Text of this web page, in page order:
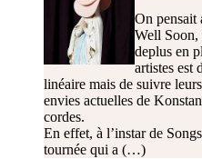
On pensait
Well Soon,
deplus en
artistes est
linéaire mais de suivre
envies actuelles de
cordes.
En effet, à l’instar de
tournée qui a (…)